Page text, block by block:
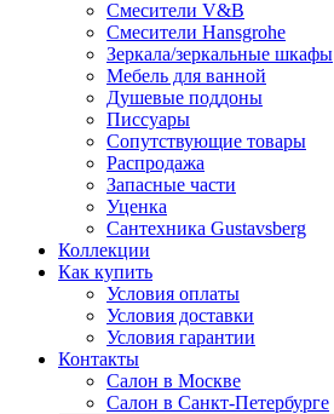
Смесители V&B
Смесители Hansgrohe
Зеркала/зеркальные шкафы
Мебель для ванной
Душевые поддоны
Писсуары
Сопутствующие товары
Распродажа
Запасные части
Уценка
Сантехника Gustavsberg
Коллекции
Как купить
Условия оплаты
Условия доставки
Условия гарантии
Контакты
Салон в Москве
Салон в Санкт-Петербурге